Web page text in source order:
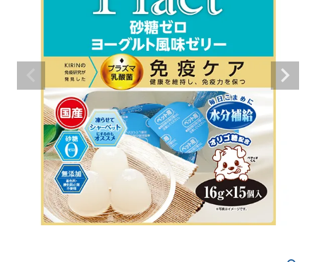
ご利用案内
ACCOUNT MENU
ようこそ ゲスト 様
ログイン person 新規会員登録